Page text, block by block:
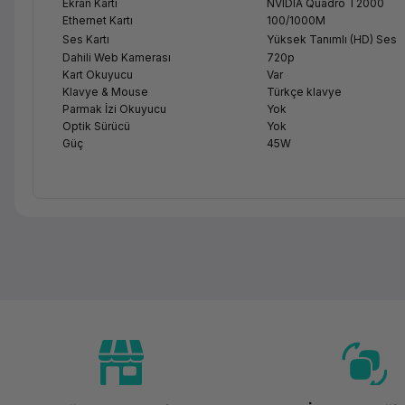
Ekran Kartı
NVIDIA Quadro T2000
Ethernet Kartı
100/1000M
Ses Kartı
Yüksek Tanımlı (HD) Ses
Dahili Web Kamerası
720p
Kart Okuyucu
Var
Klavye & Mouse
Türkçe klavye
Parmak İzi Okuyucu
Yok
Optik Sürücü
Yok
Güç
45W